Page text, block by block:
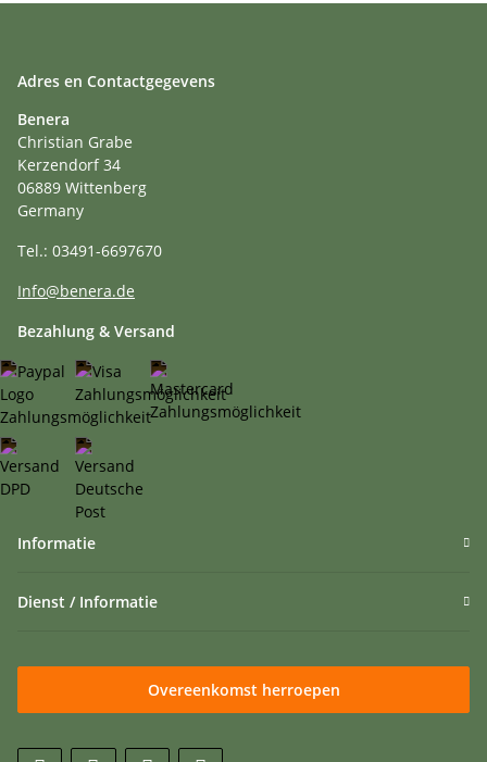
Adres en Contactgegevens
Benera
Christian Grabe
Kerzendorf 34
06889 Wittenberg
Germany
Tel.: 03491-6697670
Info@benera.de
Bezahlung & Versand
Informatie
Dienst / Informatie
Overeenkomst herroepen